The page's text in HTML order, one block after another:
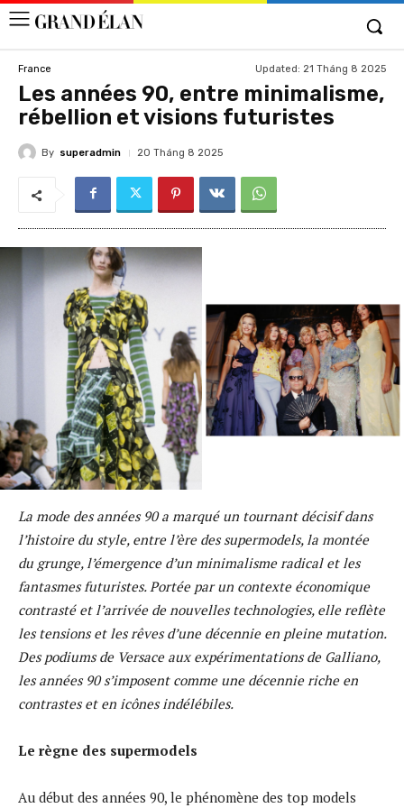
France Updated: 21 Tháng 8 2025
Les années 90, entre minimalisme,
rébellion et visions futuristes
By superadmin 20 Tháng 8 2025
La mode des années 90 a marqué un tournant décisif dans
l’histoire du style, entre l’ère des supermodels, la montée
du grunge, l’émergence d’un minimalisme radical et les
fantasmes futuristes. Portée par un contexte économique
contrasté et l’arrivée de nouvelles technologies, elle reflète
les tensions et les rêves d’une décennie en pleine mutation.
Des podiums de Versace aux expérimentations de Galliano,
les années 90 s’imposent comme une décennie riche en
contrastes et en icônes indélébiles.
Le règne des supermodels
Au début des années 90, le phénomène des top models